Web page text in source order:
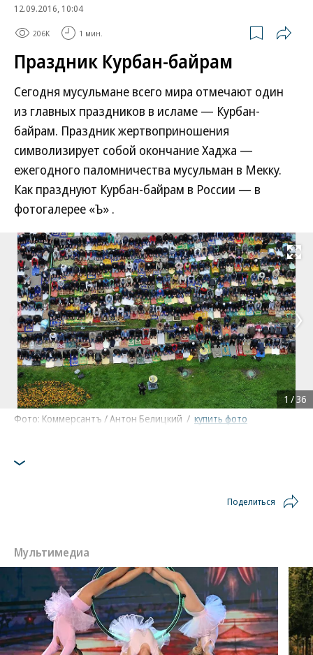
12.09.2016, 10:04
206K 1 мин.
Праздник Курбан-байрам
Сегодня мусульмане всего мира отмечают один
из главных праздников в исламе — Курбан-
байрам. Праздник жертвоприношения
символизирует собой окончание Хаджа —
ежегодного паломничества мусульман в Мекку.
Как празднуют Курбан-байрам в России — в
фотогалерее «Ъ» .
Развернуть
Фото: Коммерсантъ / Антон Белицкий / купить фото
1 /36
Поделиться
Мультимедиа